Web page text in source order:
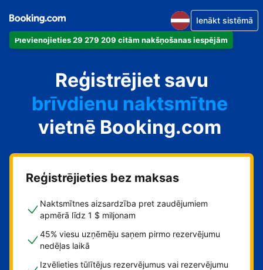
Pievienojieties 29 279 209 citām nakšņošanas iespējām
Ienākt sistēmā
Reģistrējiet savu
dzīvokli
viesnīcu
brīvdienu naktsmītne
viesu namu
pansiju
vietnē Booking.com
Reģistrējieties bez maksas
Naktsmītnes aizsardzība pret zaudējumiem
apmērā līdz 1 $ miljonam
45% viesu uzņēmēju saņem pirmo rezervējumu
nedēļas laikā
Izvēlieties tūlītējus rezervējumus vai rezervējumu